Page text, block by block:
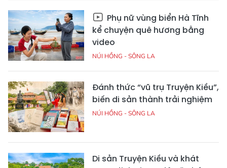
Phụ nữ vùng biển Hà Tĩnh
kể chuyện quê hương bằng
video
NÚI HỒNG - SÔNG LA
Đánh thức “vũ trụ Truyện Kiều”,
biến di sản thành trải nghiệm
NÚI HỒNG - SÔNG LA
Di sản Truyện Kiều và khát